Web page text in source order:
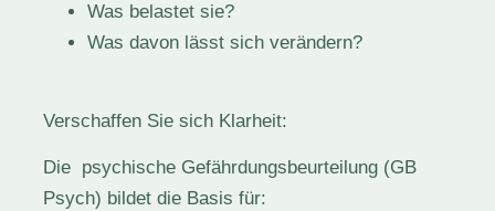
Was belastet sie?
Was davon lässt sich verändern?
Verschaffen Sie sich Klarheit:
Die psychische Gefährdungsbeurteilung (GB
Psych) bildet die Basis für: